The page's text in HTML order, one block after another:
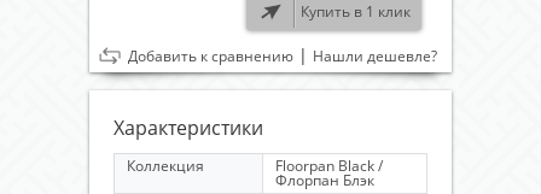
Купить в 1 клик
Добавить к сравнению | Нашли дешевле?
Характеристики
Коллекция Floorpan Black /
Флорпан Блэк